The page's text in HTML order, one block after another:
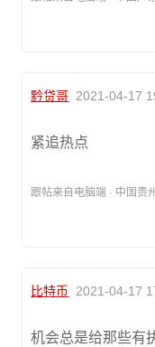
黔贷哥 2021-04-17
紧追热点
跟帖来自电脑端 · 中国贵
比特币 2021-04-17
机会总是给那些有